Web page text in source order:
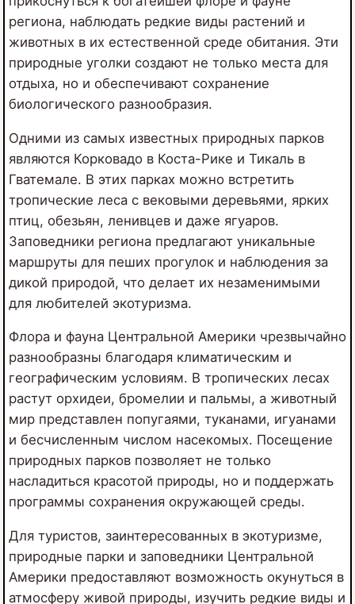
региона, наблюдать редкие виды растений и
животных в их естественной среде обитания. Эти
природные уголки создают не только места для
отдыха, но и обеспечивают сохранение
биологического разнообразия.
Одними из самых известных природных парков
являются Корковадо в Коста-Рике и Тикаль в
Гватемале. В этих парках можно встретить
тропические леса с вековыми деревьями, ярких
птиц, обезьян, ленивцев и даже ягуаров.
Заповедники региона предлагают уникальные
маршруты для пеших прогулок и наблюдения за
дикой природой, что делает их незаменимыми
для любителей экотуризма.
Флора и фауна Центральной Америки чрезвычайно
разнообразны благодаря климатическим и
географическим условиям. В тропических лесах
растут орхидеи, бромелии и пальмы, а животный
мир представлен попугаями, туканами, игуанами
и бесчисленным числом насекомых. Посещение
природных парков позволяет не только
насладиться красотой природы, но и поддержать
программы сохранения окружающей среды.
Для туристов, заинтересованных в экотуризме,
природные парки и заповедники Центральной
Америки предоставляют возможность окунуться в
атмосферу живой природы, изучить редкие виды и